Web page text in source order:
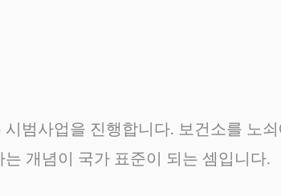
범사업을 진행합니다. 보건소를 노
개념이 국가 표준이 되는 셈입니다.